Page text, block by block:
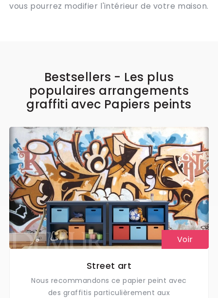
vous pourrez modifier l'intérieur de votre maison.
Bestsellers - Les plus
populaires arrangements
graffiti avec Papiers peints
Voir
Street art
Nous recommandons ce papier peint avec
des graffitis particulièrement aux